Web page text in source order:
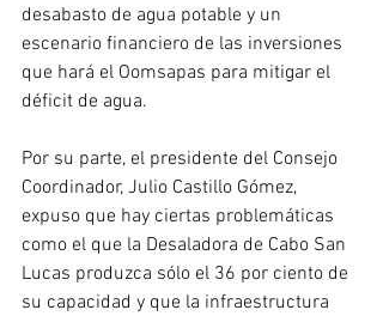
desabasto de agua potable y un
escenario financiero de las inversiones
que hará el Oomsapas para mitigar el
déficit de agua.
Por su parte, el presidente del Consejo
Coordinador, Julio Castillo Gómez,
expuso que hay ciertas problemáticas
como el que la Desaladora de Cabo San
Lucas produzca sólo el 36 por ciento de
su capacidad y que la infraestructura